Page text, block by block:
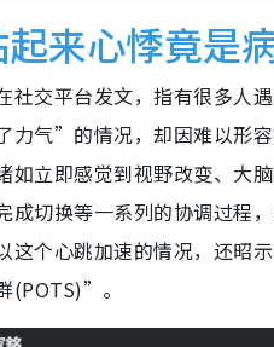
来心悸竟是
社交平台发文，指有很多人
力气”的情况，却因难以形
如立即感觉到视野改变、大
成切换等一系列的协调过程
这个心跳加速的情况，还昭
(POTS)”。